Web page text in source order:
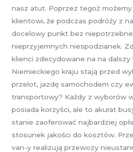
nasz atut. Poprzez tegoż
klientowi, że podczas podróży z
docelowy punkt bez
nieprzyjemnych niespodzianek.
klienci zdecydowane na na dalszy
Niemieckiego kraju stają przed
przelot, jazdę samochodem czy
transportowy? Każdy z wyborów
posiada korzyści, ale to akurat
stanie zaoferować najbardziej
stosunek jakości do kosztów.
van-y realizują przewozy